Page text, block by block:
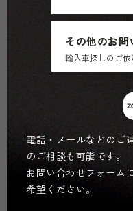
その他のお問
輸入車探しのご
電話・メールなどのご
のご相談も可能です。
お問い合わせフォーム
希望ください。